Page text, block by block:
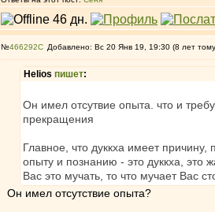
№466292 Добавлено: Вс 20 Янв 19, 19:30 (8 лет
Helios пишет:
Он имел отсутвие опыта. что и
прекращения
Главное, что дуккха имеет
опыту и познанию - это дуккха, это
Вас это мучать, то что мучает Вас
Он имел отсутствие опыта?